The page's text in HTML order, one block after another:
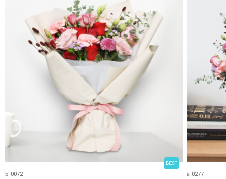
BEST
b-0072 a-0277